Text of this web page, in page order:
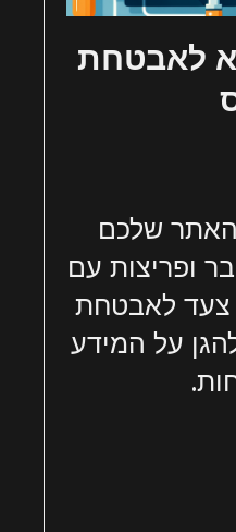
לאבטחת
שלכם
ופריצות עם
צעד לאבטחת
על המידע